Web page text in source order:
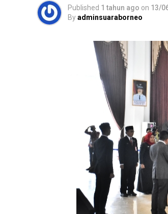
Published 1 tahun ago on 13/
Byadminsuaraborneo